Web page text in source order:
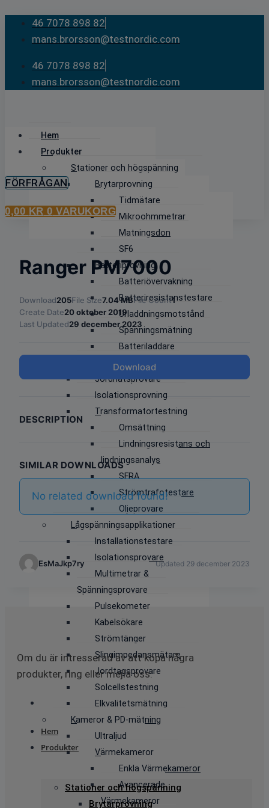
Skip
content
46 7078 898 82
mans.brorsson@testnordic.com
46 7078 898 82
mans.brorsson@testnordic.com
Hem
Produkter
Stationer och högspänning
Brytarprovning
Tidmätare
Mikroohmmetrar
Matningsdon
SF6
Batteriprovning
Batteriövervakning
Batteriresistanstestare
Urladdningsmotstånd
Spänningsmätning
Batteriladdare
Jordtagsprovare
Jordnätsprovare
Isolationsprovning
Transformatortestning
Omsättning
Lindningsresistans och
lindningsanalys
SFRA
Strömtrafotestare
Oljeprovare
Lågspänningsapplikationer
Installationstestare
Isolationsprovare
Multimetrar &
Spänningsprovare
Pulsekometer
Kabelsökare
Strömtänger
Slingimpedansmätare
Jordtagsprovare
Solcellstestning
Elkvalitetsmätning
Kameror & PD-mätning
Ultraljud
Värmekameror
Enkla Värmekameror
Avancerade
Värmekameror
FÖRFRÅGAN
0,00 KR 0 VARUKORG
Ranger PM7000
Download205File Size7.04 MBFile Count1
Create Date20 oktober 2019
Last Updated29 december 2023
Download
DESCRIPTION
SIMILAR DOWNLOADS
No related download found!
EsMaJkp7ry Updated 29 december 2023
Om du är intresserad av att köpa några
produkter, ring eller mejla oss:
Hem
Produkter
Stationer och högspänning
Brytarprovning